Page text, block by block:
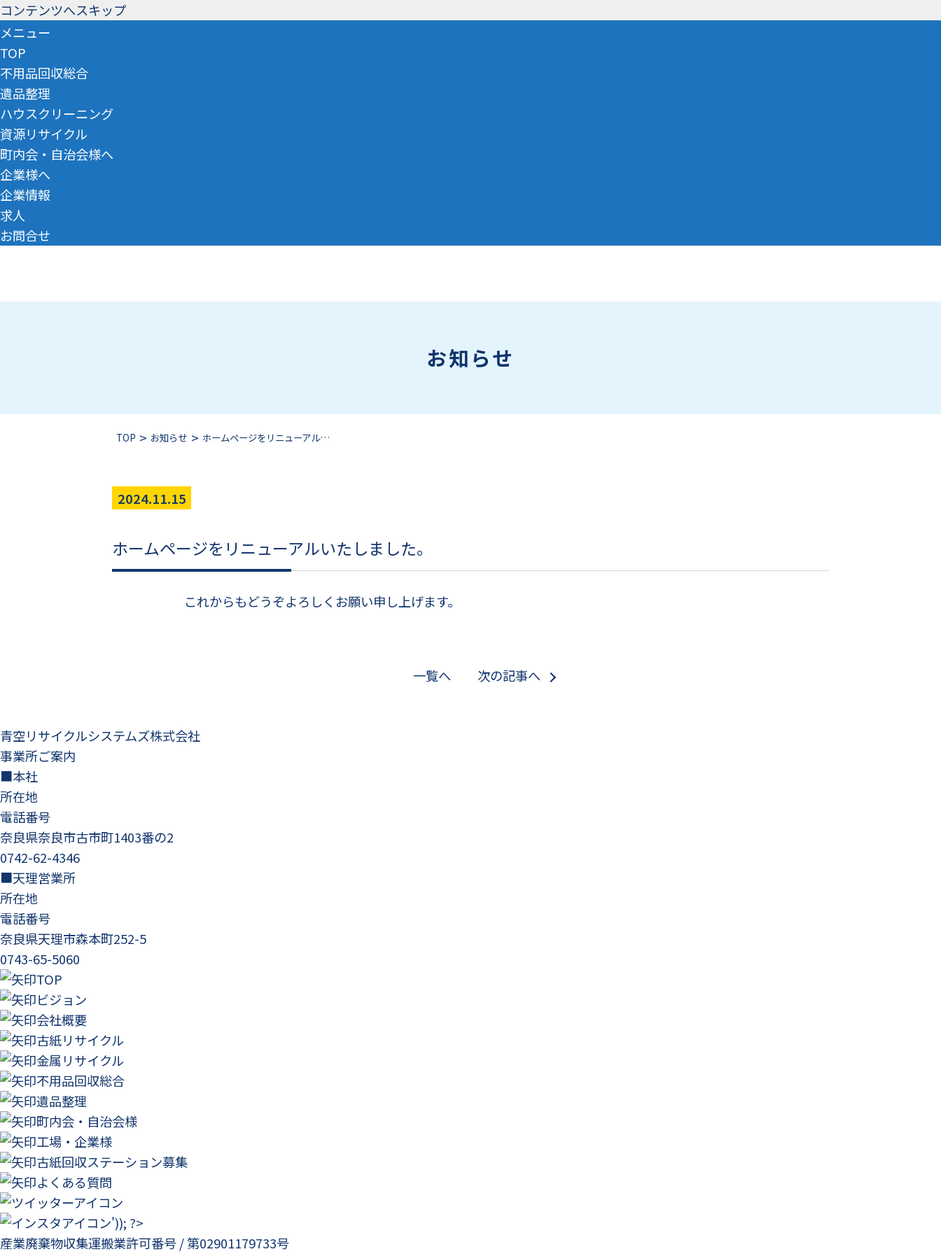
コンテンツへスキップ
メニュー
TOP
不用品回収総合
遺品整理
ハウスクリーニング
資源リサイクル
町内会・自治会様へ
企業様へ
企業情報
求人
お問合せ
お知らせ
TOP > お知らせ > ホームページをリニューアルいたしました。
2024.11.15
ホームページをリニューアルいたしました。
これからもどうぞよろしくお願い申し上げます。
一覧へ 次の記事へ
青空リサイクルシステムズ株式会社
事業所ご案内
■本社
所在地
電話番号
奈良県奈良市古市町1403番の2
0742-62-4346
■天理営業所
所在地
電話番号
奈良県天理市森本町252-5
0743-65-5060
TOP
ビジョン
会社概要
古紙リサイクル
金属リサイクル
不用品回収総合
遺品整理
町内会・自治会様
工場・企業様
古紙回収ステーション募集
よくある質問
産業廃棄物収集運搬業許可番号 / 第02901179733号